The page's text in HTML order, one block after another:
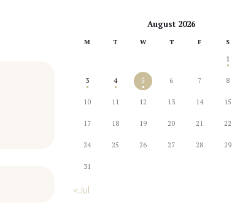
August 2026
M T W T F S
1
3 4 5 6 7 8
10 11 12 13 14 15
17 18 19 20 21 22
24 25 26 27 28 29
31
« Jul